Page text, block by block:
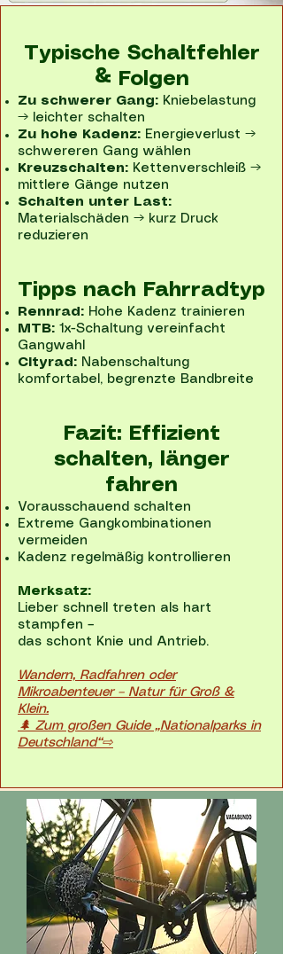
Typische Schaltfehler
& Folgen
Zu schwerer Gang: Kniebelastung
→ leichter schalten
Zu hohe Kadenz: Energieverlust →
schwereren Gang wählen
Kreuzschalten: Kettenverschleiß →
mittlere Gänge nutzen
Schalten unter Last:
Materialschäden → kurz Druck
reduzieren
Tipps nach Fahrradtyp
Rennrad: Hohe Kadenz trainieren
MTB: 1x-Schaltung vereinfacht
Gangwahl
Cityrad: Nabenschaltung
komfortabel, begrenzte Bandbreite
Fazit: Effizient
schalten, länger
fahren
Vorausschauend schalten
Extreme Gangkombinationen
vermeiden
Kadenz regelmäßig kontrollieren
Merksatz:
Lieber schnell treten als hart
stampfen –
das schont Knie und Antrieb.
Wandern, Radfahren oder
Mikroabenteuer – Natur für Groß &
Klein.
🌲 Zum großen Guide „Nationalparks in
Deutschland“⇨